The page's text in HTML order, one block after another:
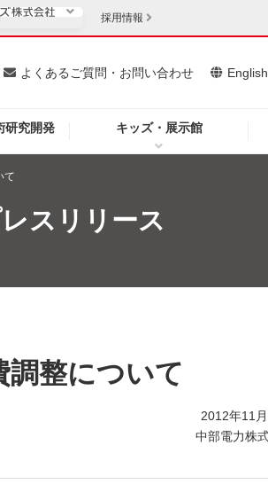
研究開発 キッズ・展示館
よくあるご質問・お問い合わせ English
安定供給
企業情報
法人のお客さま
採用情報
て
スリリース
調整について
2012年11
中部電力株